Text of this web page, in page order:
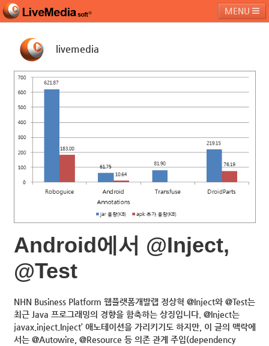
MENU
페밀리 사이트
livemedia
Android에서 @Inject,
@Test
NHN Business Platform 웹플랫폼개발랩 정상혁 @Inject와 @Test는
최근 Java 프로그래밍의 경향을 함축하는 상징입니다. @Inject는
javax.inject.Inject’ 애노테이션을 가리키기도 하지만, 이 글의 맥락에
서는 @Autowire, @Resource 등 의존 관계 주입(dependency